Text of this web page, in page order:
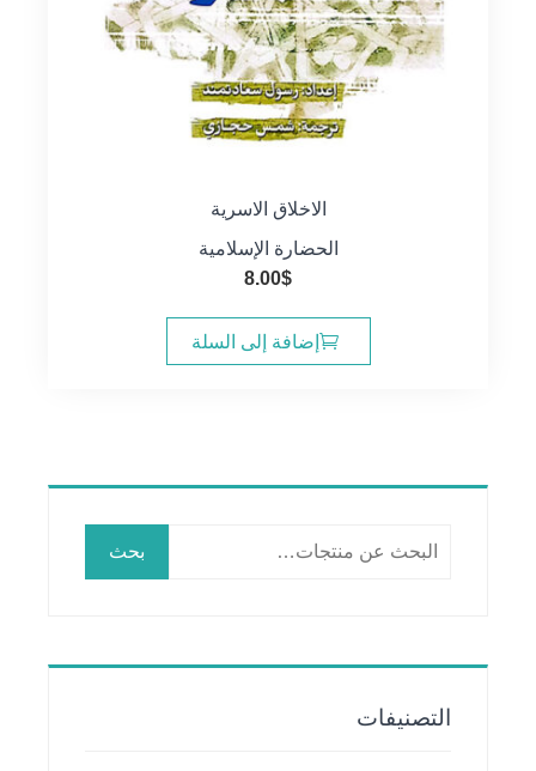
الاخلاق الاسرية
الحضارة الإسلامية
8.00$
إضافة إلى السلة
بحث
التصنيفات